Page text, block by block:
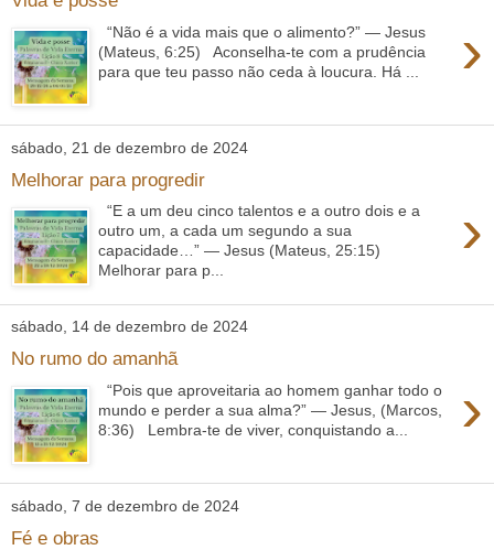
›
“Não é a vida mais que o alimento?” — Jesus
(Mateus, 6:25) Aconselha-te com a prudência
para que teu passo não ceda à loucura. Há ...
sábado, 21 de dezembro de 2024
Melhorar para progredir
›
“E a um deu cinco talentos e a outro dois e a
outro um, a cada um segundo a sua
capacidade…” — Jesus (Mateus, 25:15)
Melhorar para p...
sábado, 14 de dezembro de 2024
No rumo do amanhã
›
“Pois que aproveitaria ao homem ganhar todo o
mundo e perder a sua alma?” — Jesus, (Marcos,
8:36) Lembra-te de viver, conquistando a...
sábado, 7 de dezembro de 2024
Fé e obras